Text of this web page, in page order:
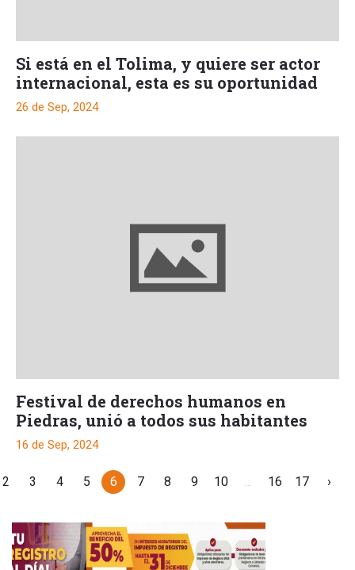
Si está en el Tolima, y quiere ser actor
internacional, esta es su oportunidad
26 de Sep, 2024
Festival de derechos humanos en
Piedras, unió a todos sus habitantes
16 de Sep, 2024
2 3 4 5 6 7 8 9 10 ... 16 17 ›